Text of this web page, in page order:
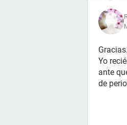
Yo
ante
de